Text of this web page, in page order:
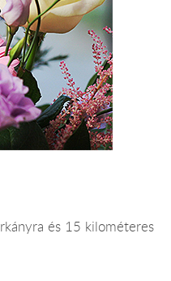
és 15 kilométeres